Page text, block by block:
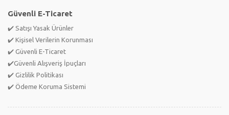
Güvenli E-Ticaret
✔️ Satışı Yasak Ürünler
✔️ Kişisel Verilerin Korunması
✔️ Güvenli E-Ticaret
✔️Güvenli Alışveriş İpuçları
✔️ Gizlilik Politikası
✔️ Ödeme Koruma Sistemi